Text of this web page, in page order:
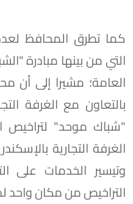
كما تطرق المحافظ
التي من بينها مبادرة
العامة؛ مشيرا إلى أن
"شباك موحد" لتراخيص
الغرفة التجارية
وتيسير الخدمات على
التراخيص من مكان واحد